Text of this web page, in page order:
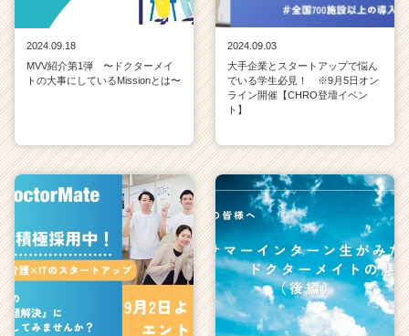
2024.09.18
MVV紹介第1弾 〜ドクターメイ
トの大事にしているMissionとは〜
2024.09.03
大手企業とスタートアップで悩ん
でいる学生必見！ ※9月5日オン
ライン開催【CHRO登壇イベン
ト】